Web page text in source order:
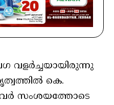
വളർച്ചയായിരുന്നു
കെ.
സംശയത്തോടെ